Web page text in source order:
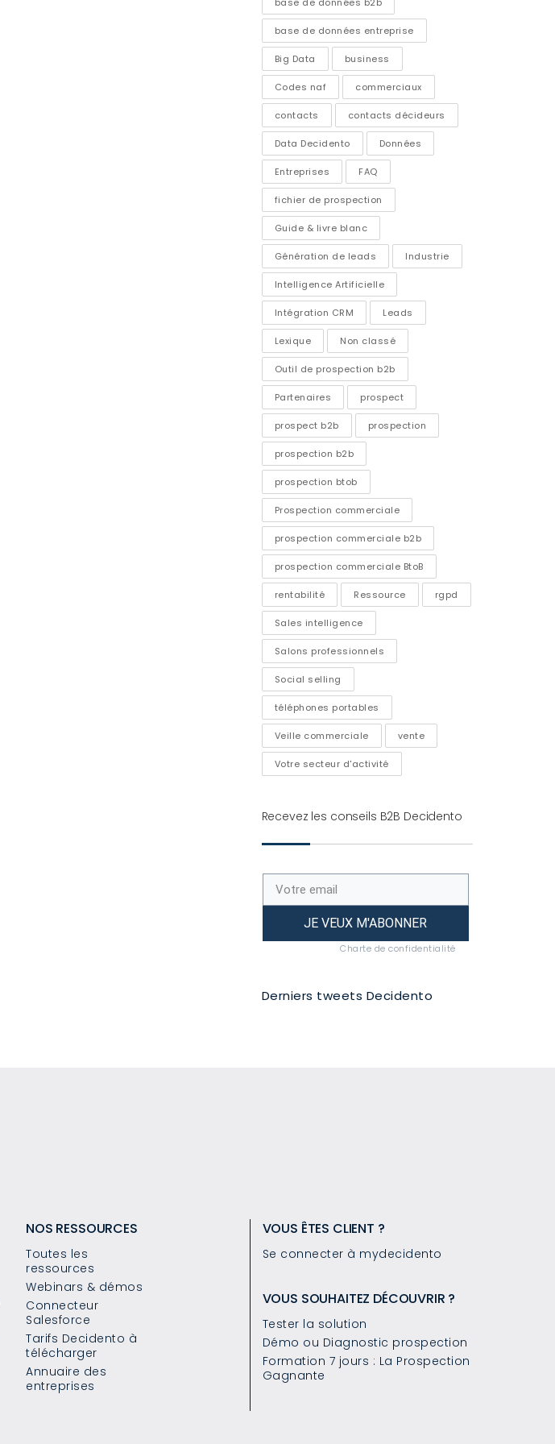
base de données entreprise
Big Data business
Codes naf commerciaux
contacts contacts décideurs
Data Decidento Données
Entreprises FAQ
fichier de prospection
Guide & livre blanc
Génération de leads Industrie
Intelligence Artificielle
Intégration CRM Leads
Lexique Non classé
Outil de prospection b2b
Partenaires prospect
prospect b2b prospection
prospection b2b
prospection btob
Prospection commerciale
prospection commerciale b2b
prospection commerciale BtoB
rentabilité Ressource rgpd
Sales intelligence
Salons professionnels
Social selling
téléphones portables
Veille commerciale vente
Votre secteur d'activité
Recevez les conseils B2B Decidento
JE VEUX M'ABONNER
Charte de confidentialité
Derniers tweets Decidento
NOS RESSOURCES
Toutes les
ressources
Webinars & démos
Connecteur
Salesforce
Tarifs Decidento à
télécharger
Annuaire des
entreprises
VOUS ÊTES CLIENT ?
Se connecter à mydecidento
VOUS SOUHAITEZ DÉCOUVRIR ?
Tester la solution
Démo ou Diagnostic prospection
Formation 7 jours : La Prospection
Gagnante